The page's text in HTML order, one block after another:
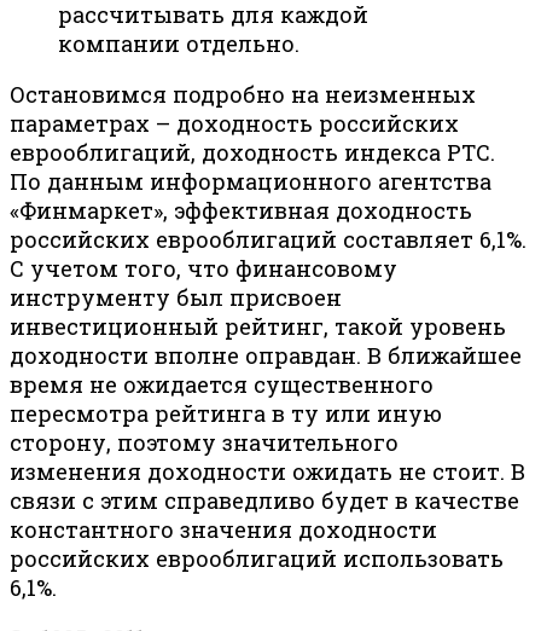
рассчитывать для каждой
компании отдельно.
Остановимся подробно на неизменных
параметрах – доходность российских
еврооблигаций, доходность индекса РТС.
По данным информационного агентства
«Финмаркет», эффективная доходность
российских еврооблигаций составляет 6,1%.
С учетом того, что финансовому
инструменту был присвоен
инвестиционный рейтинг, такой уровень
доходности вполне оправдан. В ближайшее
время не ожидается существенного
пересмотра рейтинга в ту или иную
сторону, поэтому значительного
изменения доходности ожидать не стоит. В
связи с этим справедливо будет в качестве
константного значения доходности
российских еврооблигаций использовать
6,1%.